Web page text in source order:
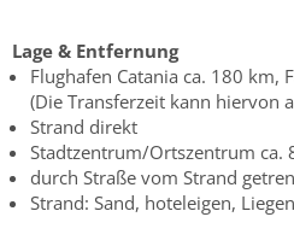
Lage & Entfernung
Flughafen Catania ca. 180 km,
(Die Transferzeit kann hiervon
Strand direkt
Stadtzentrum/Ortszentrum ca.
durch Straße vom Strand
Strand: Sand, hoteleigen,